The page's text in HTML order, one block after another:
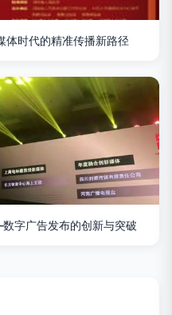
体时代的精准传播新路径
字广告发布的创新与突破